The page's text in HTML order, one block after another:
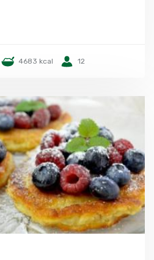
4683 kcal 12